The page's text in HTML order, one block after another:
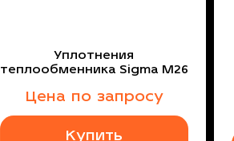
Уплотнения
теплообменника Sigma M26
Цена по запросу
Купить